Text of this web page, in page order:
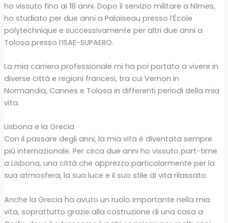
ho vissuto fino ai 18 anni. Dopo il servizio militare a Nîmes,
ho studiato per due anni a Palaiseau presso l’École
polytechnique e successivamente per altri due anni a
Tolosa presso l’ISAE-SUPAERO.
La mia carriera professionale mi ha poi portato a vivere in
diverse città e regioni francesi, tra cui Vernon in
Normandia, Cannes e Tolosa in differenti periodi della mia
vita.
Lisbona e la Grecia
Con il passare degli anni, la mia vita è diventata sempre
più internazionale. Per circa due anni ho vissuto part-time
a Lisbona, una città che apprezzo particolarmente per la
sua atmosfera, la sua luce e il suo stile di vita rilassato.
Anche la Grecia ha avuto un ruolo importante nella mia
vita, soprattutto grazie alla costruzione di una casa a